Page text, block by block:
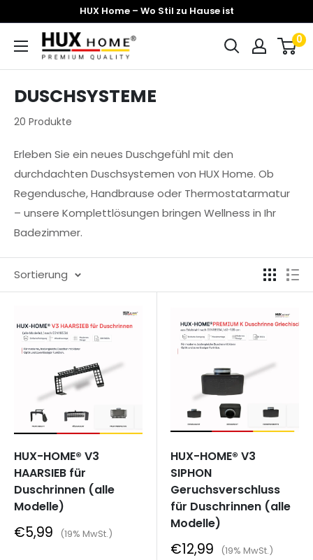
Inhalt
HUX Home – Wo Stil zu Hause ist
Hux-
Home
0
DUSCHSYSTEME
20 Produkte
Erleben Sie ein neues Duschgefühl mit den
durchdachten Duschsystemen von HUX Home. Ob
Regendusche, Handbrause oder Thermostatarmatur
– unsere Komplettlösungen bringen Wellness in Ihr
Badezimmer.
Sortierung
HUX-HOME® V3
HAARSIEB für
Duschrinnen (alle
Modelle)
Sonderpreis
€5,99 (19% MwSt.)
HUX-HOME® V3
SIPHON
Geruchsverschluss
für Duschrinnen (alle
Modelle)
Sonderpreis
€12,99 (19% MwSt.)